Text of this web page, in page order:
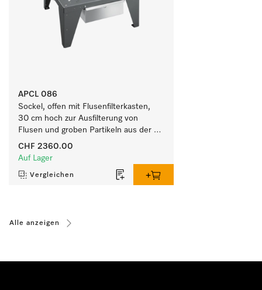
APCL 086
Sockel, offen mit Flusenfilterkasten,
30 cm hoch zur Ausfilterung von
Flusen und groben Partikeln aus der
Lauge.
CHF 2360.00
Auf Lager
Vergleichen
Alle anzeigen